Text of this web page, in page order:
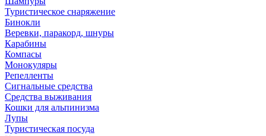
Туристическое снаряжение
Бинокли
Веревки, паракорд, шнуры
Карабины
Компасы
Монокуляры
Репелленты
Сигнальные средства
Средства выживания
Кошки для альпинизма
Лупы
Туристическая посуда